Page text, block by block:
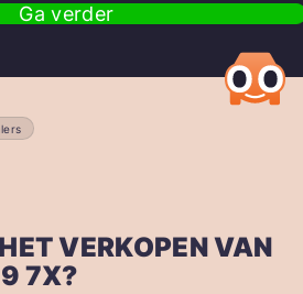
Ga verder
VERKOPEN VAN
7X?